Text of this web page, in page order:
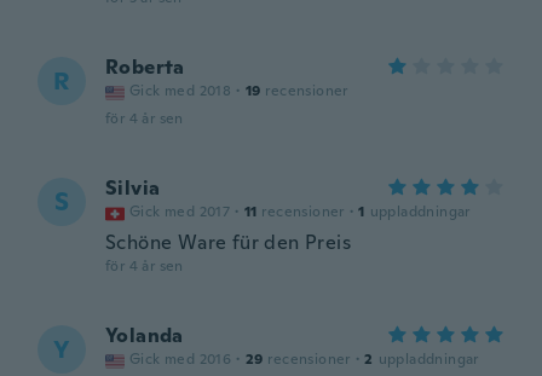
R Roberta
Gick med 2018 · 19 recensioner
för 4 år sen
S Silvia
Gick med 2017 · 11 recensioner · 1 uppladdningar
Schöne Ware für den Preis
för 4 år sen
Y Yolanda
Gick med 2016 · 29 recensioner · 2 uppladdningar